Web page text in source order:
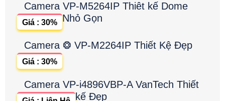
Camera VP-M5264IP Thiêt kế Dome
Nhỏ Gọn
Giá : 30%
Camera ❂ VP-M2264IP Thiết Kệ Đẹp
Giá : 30%
Camera VP-i4896VBP-A VanTech Thiết
kế Đẹp